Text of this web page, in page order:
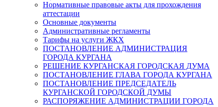
Нормативные правовые акты для прохождения
аттестации
Основные документы
Административные регламенты
Тарифы на услуги ЖКХ
ПОСТАНОВЛЕНИЕ АДМИНИСТРАЦИЯ
ГОРОДА КУРГАНА
РЕШЕНИЕ КУРГАНСКАЯ ГОРОДСКАЯ ДУМА
ПОСТАНОВЛЕНИЕ ГЛАВА ГОРОДА КУРГАНА
ПОСТАНОВЛЕНИЕ ПРЕДСЕДАТЕЛЬ
КУРГАНСКОЙ ГОРОДСКОЙ ДУМЫ
РАСПОРЯЖЕНИЕ АДМИНИСТРАЦИИ ГОРОДА